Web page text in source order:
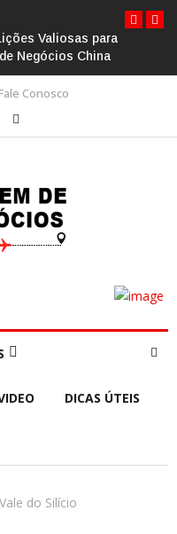
Valiosas para
Negócios China
Fale Conosco
DICAS ÚTEIS
Vale do Silício